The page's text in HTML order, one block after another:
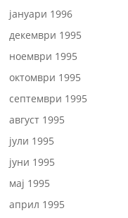
јануари 1996
декември 1995
ноември 1995
октомври 1995
септември 1995
август 1995
јули 1995
јуни 1995
мај 1995
април 1995